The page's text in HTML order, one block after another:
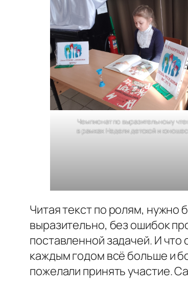
Чемпионат по выразительному
в рамках Недели детской и
Читая текст по ролям, нужно
выразительно, без ошибок
поставленной задачей. И что
каждым годом всё больше и
пожелали принять участие.